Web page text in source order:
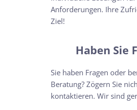
Anforderungen. Ihre
Ziel!
Haben Sie
Sie haben Fragen oder
Beratung? Zögern Sie
kontaktieren. Wir sind